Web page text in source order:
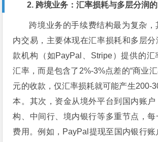
2. 跨境业务：汇率损耗与多层分润
跨境业务的手续费结构最为复杂，
内交易，主要体现在汇率损耗和多层
款机构（如PayPal、Stripe）提供的汇
汇率，而是包含了2%-3%点差的“商业
元的收款，仅汇率损耗就可能产生200-
本。其次，资金从境外平台到国内账
构、中间行、境内银行等多重节点，每
费用。例如，PayPal提现至国内银行账